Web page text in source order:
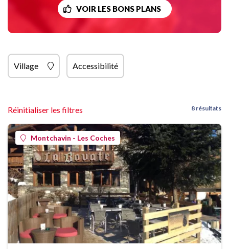
VOIR LES BONS PLANS
Village Accessibilité
Réinitialiser les filtres 8 résultats
Montchavin - Les Coches